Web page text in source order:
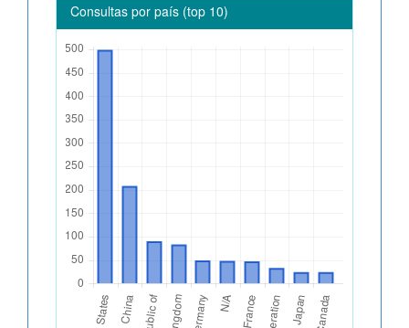
Consultas por país (top 10)